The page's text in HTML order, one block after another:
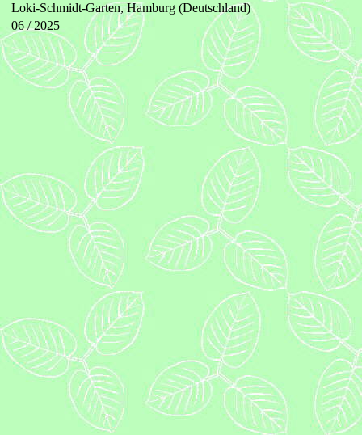
Loki-Schmidt-Garten, Hamburg (Deutschland)
06 / 2025